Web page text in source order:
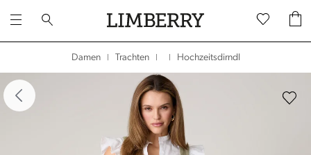
Damen Trachten Hochzeitsdirndl
überspringen